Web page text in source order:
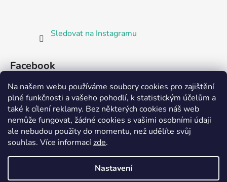
Na našem webu používáme soubory cookies pro zajištění
plné funkčnosti a vašeho pohodlí, k statistickým účelům a
také k cílení reklamy. Bez některých cookies náš web
nemůže fungovat, žádné cookies s vašimi osobními údaji
ale nebudou použity do momentu, než udělíte svůj
souhlas. Více informacízde.
Nastavení
Sledovat na Instagramu
Facebook
Partnerská prodejna Barefoot Plzeň